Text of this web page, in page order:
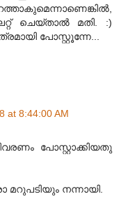
ചെയ്താല്‍ മതി. :)
പോസ്റ്റൂന്നേ...
at 8:44:00 AM
പോസ്റ്റാക്കിയതു
നന്നായി.